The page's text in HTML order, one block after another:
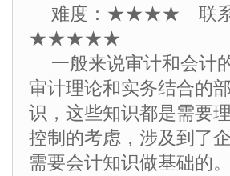
难度：★★★★ 联
★★★★★
一般来说审计和会计
审计理论和实务结合的
识，这些知识都是需要
控制的考虑，涉及到了
需要会计知识做基础的